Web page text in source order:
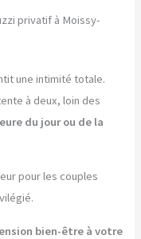
privatif à Moissy-
une intimité totale.
à deux, loin des
du jour ou de la
pour les couples
bien-être à votre